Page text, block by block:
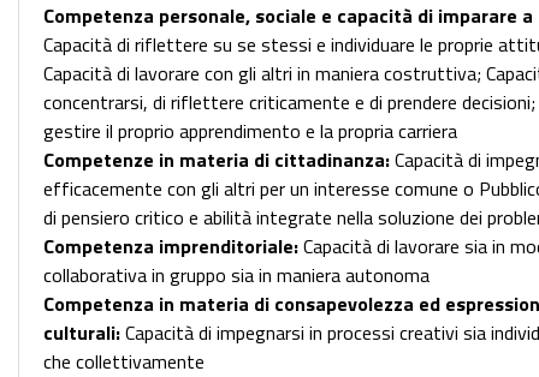
Competenza personale, sociale e capacità di imparare
Capacità di riflettere su se stessi e individuare le proprie
Capacità di lavorare con gli altri in maniera costruttiva;
concentrarsi, di riflettere criticamente e di prendere decisioni;
gestire il proprio apprendimento e la propria carriera
Competenze in materia di cittadinanza:Capacità di
efficacemente con gli altri per un interesse comune o
di pensiero critico e abilità integrate nella soluzione dei
Competenza imprenditoriale:Capacità di lavorare sia in
collaborativa in gruppo sia in maniera autonoma
Competenza in materia di consapevolezza ed
culturali:Capacità di impegnarsi in processi creativi sia
che collettivamente